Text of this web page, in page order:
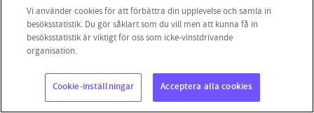
Copyright 2023 © Supermiljöbloggen Cookieinställningar
1231368703
Läs vad vi vill göra
Vi använder cookies för att förbättra din upplevelse och samla in
besöksstatistik. Du gör såklart som du vill men att kunna få in
besöksstatistik är viktigt för oss som icke-vinstdrivande
organisation.
Cookie-inställningar Acceptera alla cookies